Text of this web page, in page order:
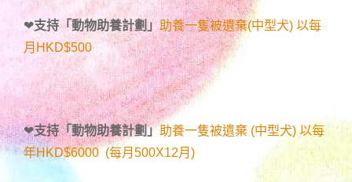
❤支持「動物助養計劃 」 助養一隻被遺棄(中型犬) 以每
月HKD$500
❤支持「動物助養計劃」 助養一隻被遺棄 (中型犬) 以每
年HKD$6000 (每月500X12月)